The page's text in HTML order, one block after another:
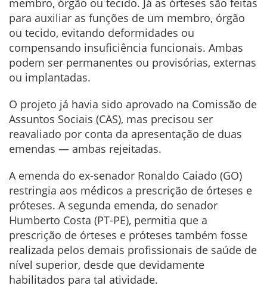
para auxiliar as funções de um membro, órgão
ou tecido, evitando deformidades ou
compensando insuficiência funcionais. Ambas
podem ser permanentes ou provisórias, externas
ou implantadas.
O projeto já havia sido aprovado na Comissão de
Assuntos Sociais (CAS), mas precisou ser
reavaliado por conta da apresentação de duas
emendas — ambas rejeitadas.
A emenda do ex-senador Ronaldo Caiado (GO)
restringia aos médicos a prescrição de órteses e
próteses. A segunda emenda, do senador
Humberto Costa (PT-PE), permitia que a
prescrição de órteses e próteses também fosse
realizada pelos demais profissionais de saúde de
nível superior, desde que devidamente
habilitados para tal atividade.